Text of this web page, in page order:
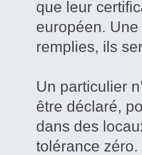
que leur
européen.
remplies, ils
Un particulier
être déclaré,
dans des
tolérance zéro.